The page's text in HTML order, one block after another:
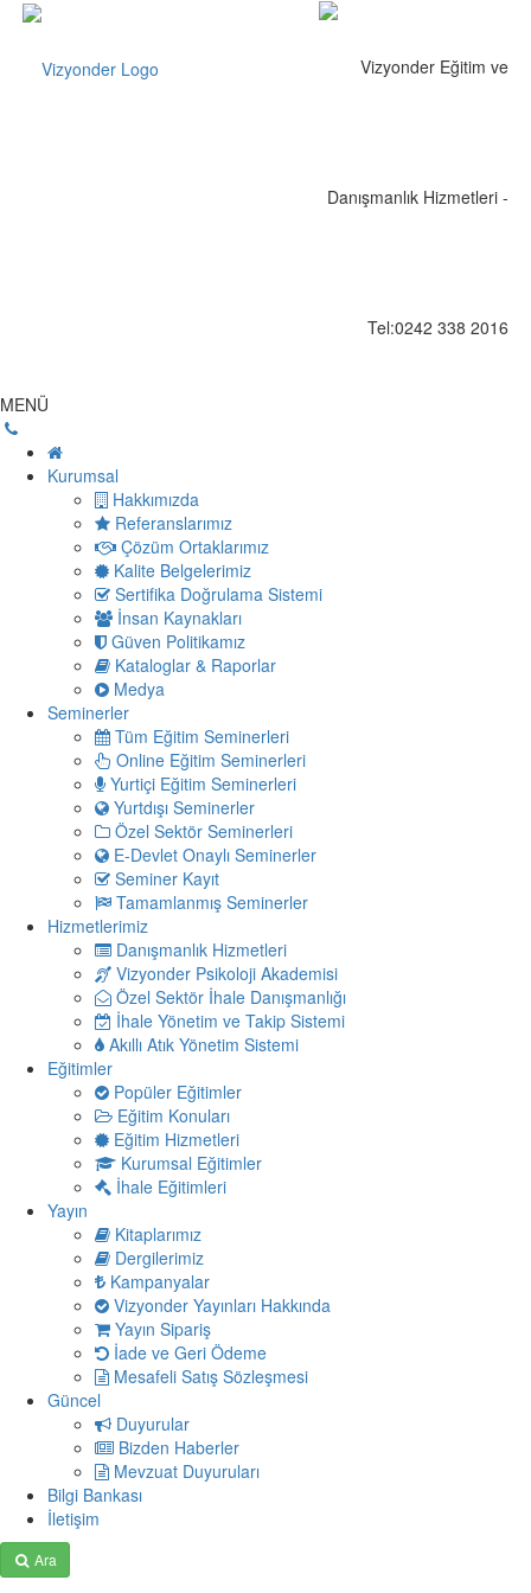
MENÜ
Kurumsal
Hakkımızda
Referanslarımız
Çözüm Ortaklarımız
Kalite Belgelerimiz
Sertifika Doğrulama Sistemi
İnsan Kaynakları
Güven Politikamız
Kataloglar & Raporlar
Medya
Seminerler
Tüm Eğitim Seminerleri
Online Eğitim Seminerleri
Yurtiçi Eğitim Seminerleri
Yurtdışı Seminerler
Özel Sektör Seminerleri
E-Devlet Onaylı Seminerler
Seminer Kayıt
Tamamlanmış Seminerler
Hizmetlerimiz
Danışmanlık Hizmetleri
Vizyonder Psikoloji Akademisi
Özel Sektör İhale Danışmanlığı
İhale Yönetim ve Takip Sistemi
Akıllı Atık Yönetim Sistemi
Eğitimler
Popüler Eğitimler
Eğitim Konuları
Eğitim Hizmetleri
Kurumsal Eğitimler
İhale Eğitimleri
Yayın
Kitaplarımız
Dergilerimiz
Kampanyalar
Vizyonder Yayınları Hakkında
Yayın Sipariş
İade ve Geri Ödeme
Mesafeli Satış Sözleşmesi
Güncel
Duyurular
Bizden Haberler
Mevzuat Duyuruları
Bilgi Bankası
İletişim
Ara